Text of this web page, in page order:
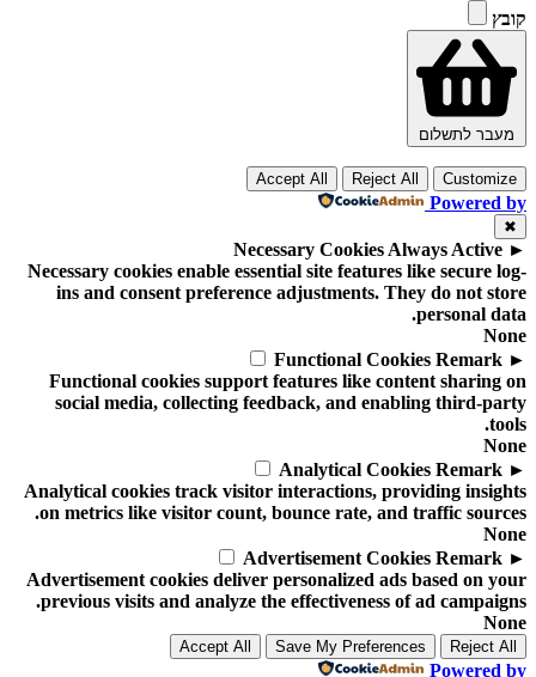
קובץ
מעבר לתשלום
Customize
Reject All
Accept All
Powered by
✖
►
Necessary CookiesAlways Active
Necessary cookies enable essential site features like secure log-
ins and consent preference adjustments. They do not store
personal data.
None
►
Functional Cookies Remark
Functional cookies support features like content sharing on
social media, collecting feedback, and enabling third-party
tools.
None
►
Analytical Cookies Remark
Analytical cookies track visitor interactions, providing insights
on metrics like visitor count, bounce rate, and traffic sources.
None
►
Advertisement Cookies Remark
Advertisement cookies deliver personalized ads based on your
previous visits and analyze the effectiveness of ad campaigns.
None
Reject All
Save My Preferences
Accept All
Powered by